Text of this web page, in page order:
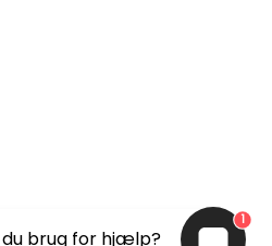
du brug for hjælp?
1